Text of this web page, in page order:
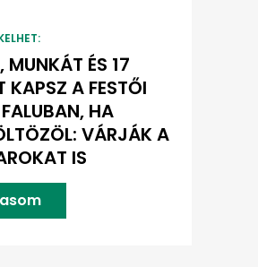
MUNKÁT ÉS 17
KAPSZ A FESTŐI
HA
VÁRJÁK A
IS